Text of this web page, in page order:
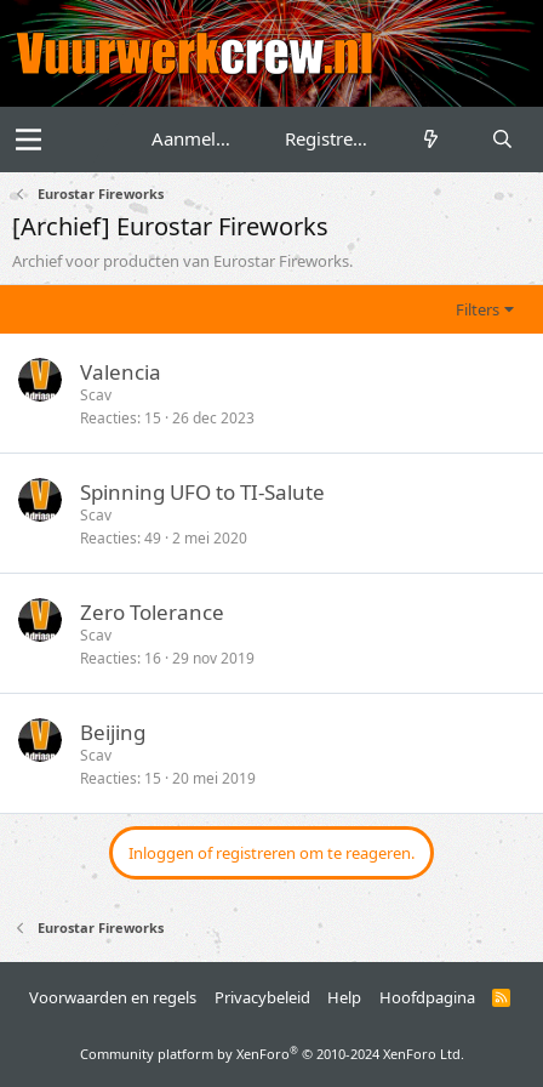
Aanmelden Registreren
Eurostar Fireworks
[Archief] Eurostar Fireworks
Archief voor producten van Eurostar Fireworks.
Filters
Valencia
Scav
Reacties 15 26 dec 2023
Spinning UFO to TI-Salute
Scav
Reacties 49 2 mei 2020
Zero Tolerance
Scav
Reacties 16 29 nov 2019
Beijing
Scav
Reacties 15 20 mei 2019
Inloggen of registreren om te reageren.
Eurostar Fireworks
Voorwaarden en regels Privacybeleid Help Hoofdpagina
R
Community platform by XenForo® © 2010-2024 XenForo Ltd.